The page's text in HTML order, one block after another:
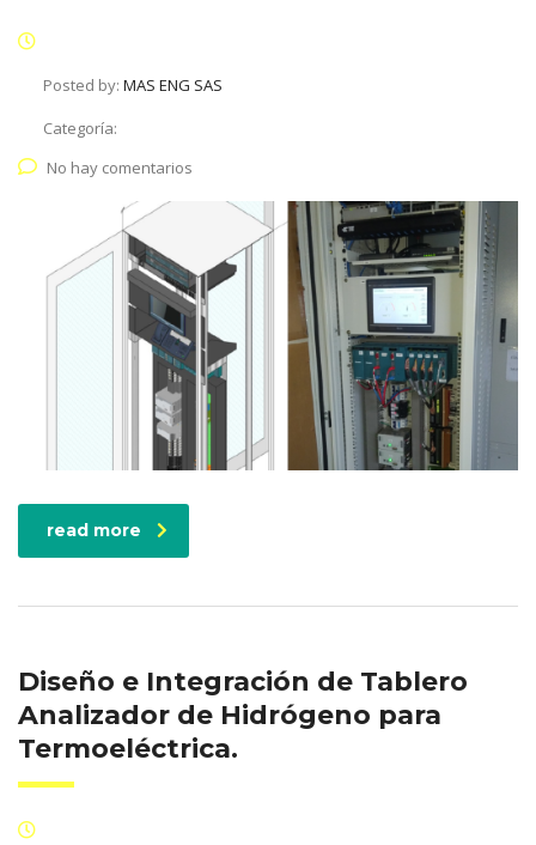
Posted by: MAS ENG SAS
Categoría:
No hay comentarios
read more
Diseño e Integración de Tablero
Analizador de Hidrógeno para
Termoeléctrica.